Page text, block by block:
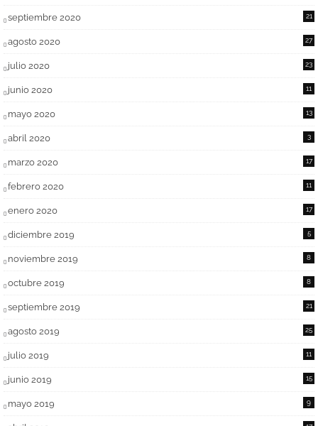
septiembre 2020 21
agosto 2020 27
julio 2020 23
junio 2020 11
mayo 2020 13
abril 2020 3
marzo 2020 17
febrero 2020 11
enero 2020 17
diciembre 2019 5
noviembre 2019 8
octubre 2019 8
septiembre 2019 21
agosto 2019 25
julio 2019 11
junio 2019 15
mayo 2019 9